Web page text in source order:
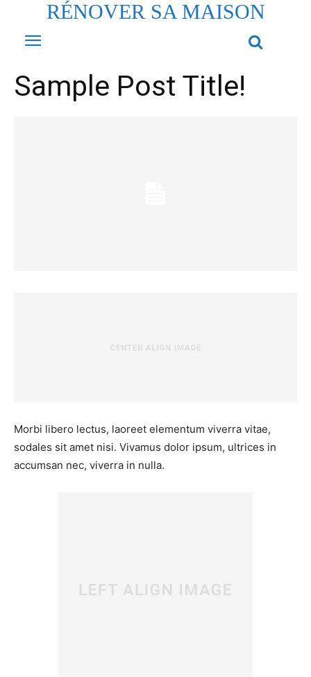
RÉNOVER SA MAISON
Sample Post Title!
Morbi libero lectus, laoreet elementum viverra vitae,
sodales sit amet nisi. Vivamus dolor ipsum, ultrices in
accumsan nec, viverra in nulla.